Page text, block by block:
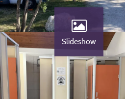
Slideshow